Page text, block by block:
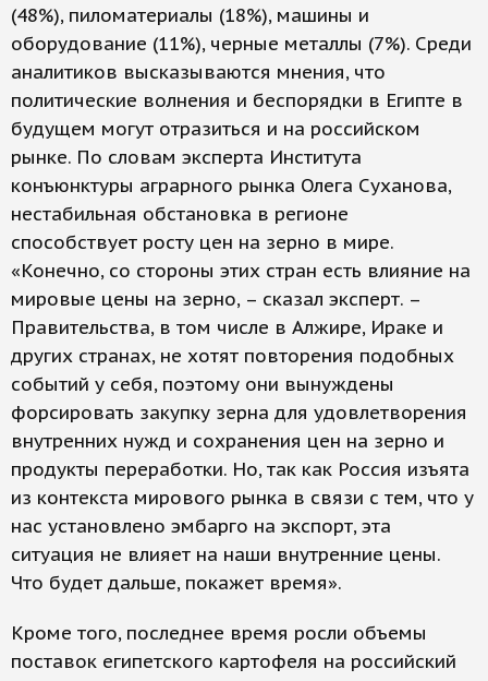
(48%), пиломатериалы (18%), машины и
оборудование (11%), черные металлы (7%). Среди
аналитиков высказываются мнения, что
политические волнения и беспорядки в Египте в
будущем могут отразиться и на российском
рынке. По словам эксперта Института
конъюнктуры аграрного рынка Олега Суханова,
нестабильная обстановка в регионе
способствует росту цен на зерно в мире.
«Конечно, со стороны этих стран есть влияние на
мировые цены на зерно, – сказал эксперт. –
Правительства, в том числе в Алжире, Ираке и
других странах, не хотят повторения подобных
событий у себя, поэтому они вынуждены
форсировать закупку зерна для удовлетворения
внутренних нужд и сохранения цен на зерно и
продукты переработки. Но, так как Россия изъята
из контекста мирового рынка в связи с тем, что у
нас установлено эмбарго на экспорт, эта
ситуация не влияет на наши внутренние цены.
Что будет дальше, покажет время».
Кроме того, последнее время росли объемы
поставок египетского картофеля на российский